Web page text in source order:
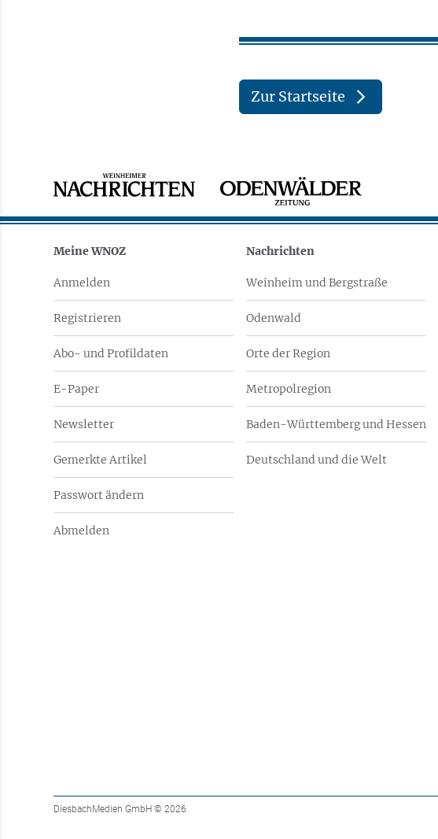
Zur Startseite
Meine WNOZ
Anmelden
Registrieren
Abo- und Profildaten
E-Paper
Newsletter
Gemerkte Artikel
Passwort ändern
Abmelden
Nachrichten
Weinheim und Bergstraße
Odenwald
Orte der Region
Metropolregion
Baden-Württemberg und Hessen
Deutschland und die Welt
DiesbachMedien GmbH © 2026